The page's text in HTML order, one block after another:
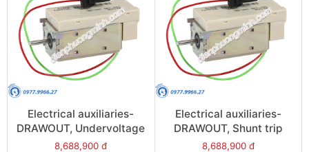
Electrical auxiliaries-
DRAWOUT, Undervoltage
Trip (MN),
8,688,900 đ
Electrical auxiliaries-
DRAWOUT, Shunt trip
(2nd MX), 24VAC/DC -
8,688,900 đ